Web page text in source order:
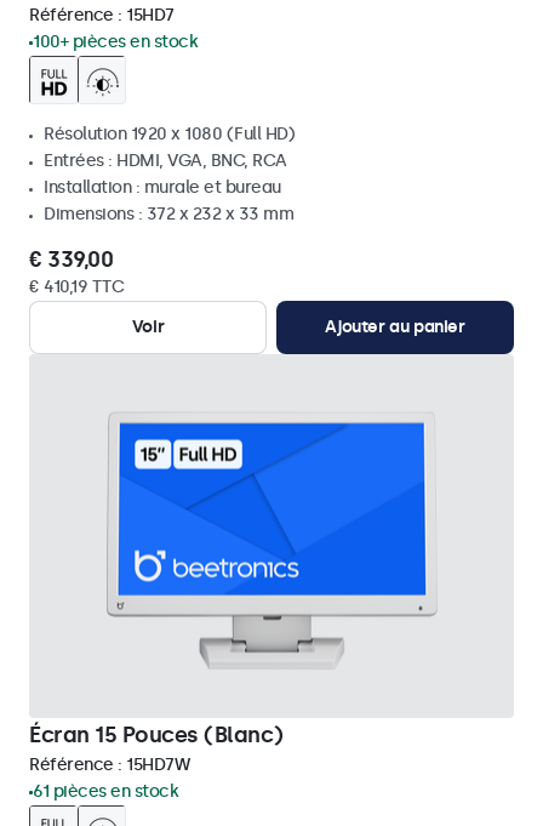
Référence : 15HD7
100+ pièces en stock
Résolution 1920 x 1080 (Full HD)
Entrées : HDMI, VGA, BNC, RCA
Installation : murale et bureau
Dimensions : 372 x 232 x 33 mm
€ 339,00
€ 410,19 TTC
Voir
Ajouter au panier
Écran 15 Pouces (Blanc)
Référence : 15HD7W
61 pièces en stock